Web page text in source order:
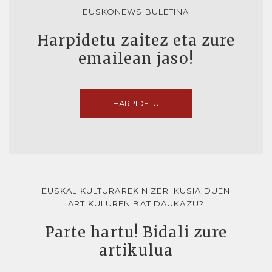
EUSKONEWS BULETINA
Harpidetu zaitez eta zure
emailean jaso!
HARPIDETU
EUSKAL KULTURAREKIN ZER IKUSIA DUEN
ARTIKULUREN BAT DAUKAZU?
Parte hartu! Bidali zure
artikulua